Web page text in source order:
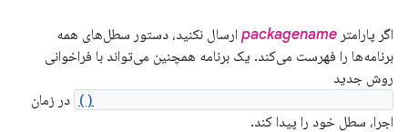
اگر پارامتر packagename ارسال نکنید، دستور سطل‌های همه
برنامه‌ها را فهرست می‌کند. یک برنامه همچنین می‌تواند با فراخوانی
روش جدید
در زمان
اجرا، سطل خود را پیدا کند.